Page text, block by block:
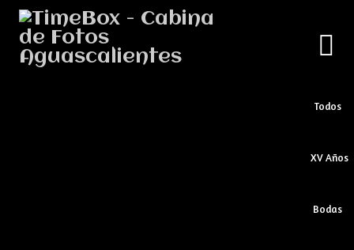
Todos
XV Años
Bodas